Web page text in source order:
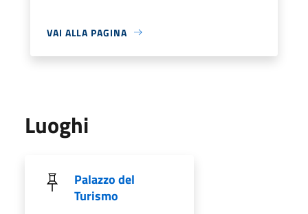
VAI ALLA PAGINA
Luoghi
Palazzo del
Turismo